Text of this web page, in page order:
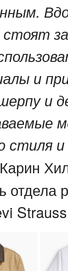
и
и
стиля
отдела